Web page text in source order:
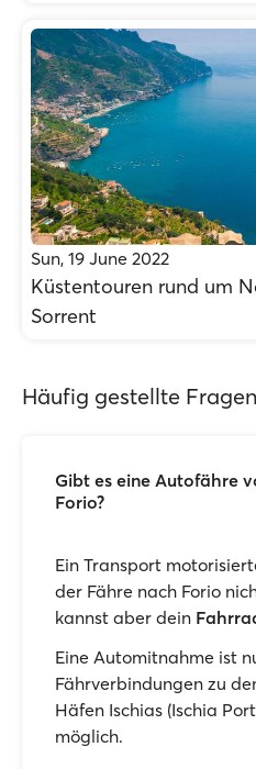
Sun, 19 June 2022
Küstentouren rund um
Sorrent
Häufig gestellte Fragen
Gibt es eine Autofähre
Forio?
Ein Transport
der Fähre nach Forio
kannst aber dein
Eine Automitnahme ist
Fährverbindungen zu
Häfen Ischias (Ischia
möglich.